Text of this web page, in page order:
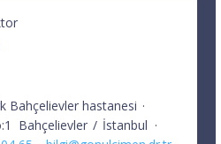
Bahçelievler hastanesi ·
Bahçelievler / İstanbul ·